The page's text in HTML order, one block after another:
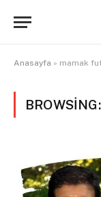
Anasayfa » mamak
BROWSING: